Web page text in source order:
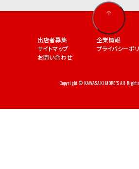
出店者募集
企業情報
サイトマップ
プライバシーポ
お問い合わせ
Copyright © KAWASAKI MORE’S All